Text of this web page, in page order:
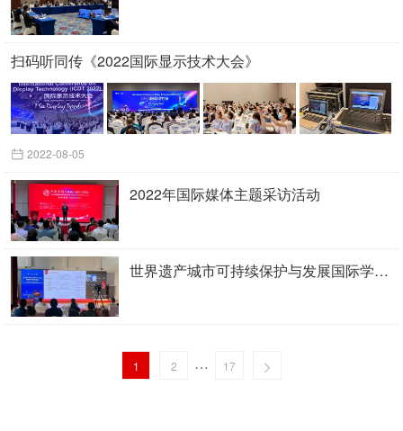
扫码听同传《2022国际显示技术大会》
2022-08-05
2022年国际媒体主题采访活动
世界遗产城市可持续保护与发展国际学术研讨会
1 2 … 17